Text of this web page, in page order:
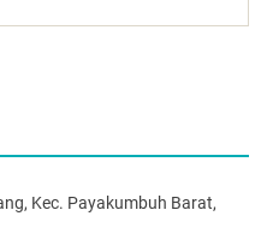
Kec. Payakumbuh Barat,